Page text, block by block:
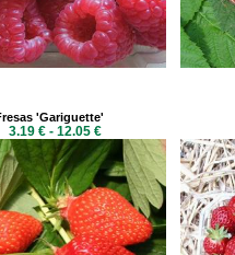
'Gariguette'
3.19 € - 12.05 €